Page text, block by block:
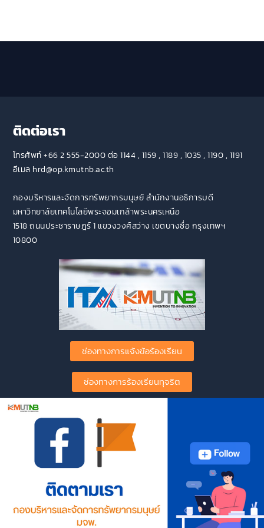
ติดต่อเรา
โทรศัพท์ +66 2 555-2000 ต่อ 1144 , 1159 , 1189 , 1035 , 1190 , 1191
อีเมล hrd@op.kmutnb.ac.th
กองบริหารและจัดการทรัพยากรมนุษย์ สำนักงานอธิการบดี
มหาวิทยาลัยเทคโนโลยีพระจอมเกล้าพระนครเหนือ
1518 ถนนประชาราษฎร์ 1 แขวงวงศ์สว่าง เขตบางซื่อ กรุงเทพฯ
10800
ช่องทางการแจ้งข้อร้องเรียน
ช่องทางการร้องเรียนทุจริต